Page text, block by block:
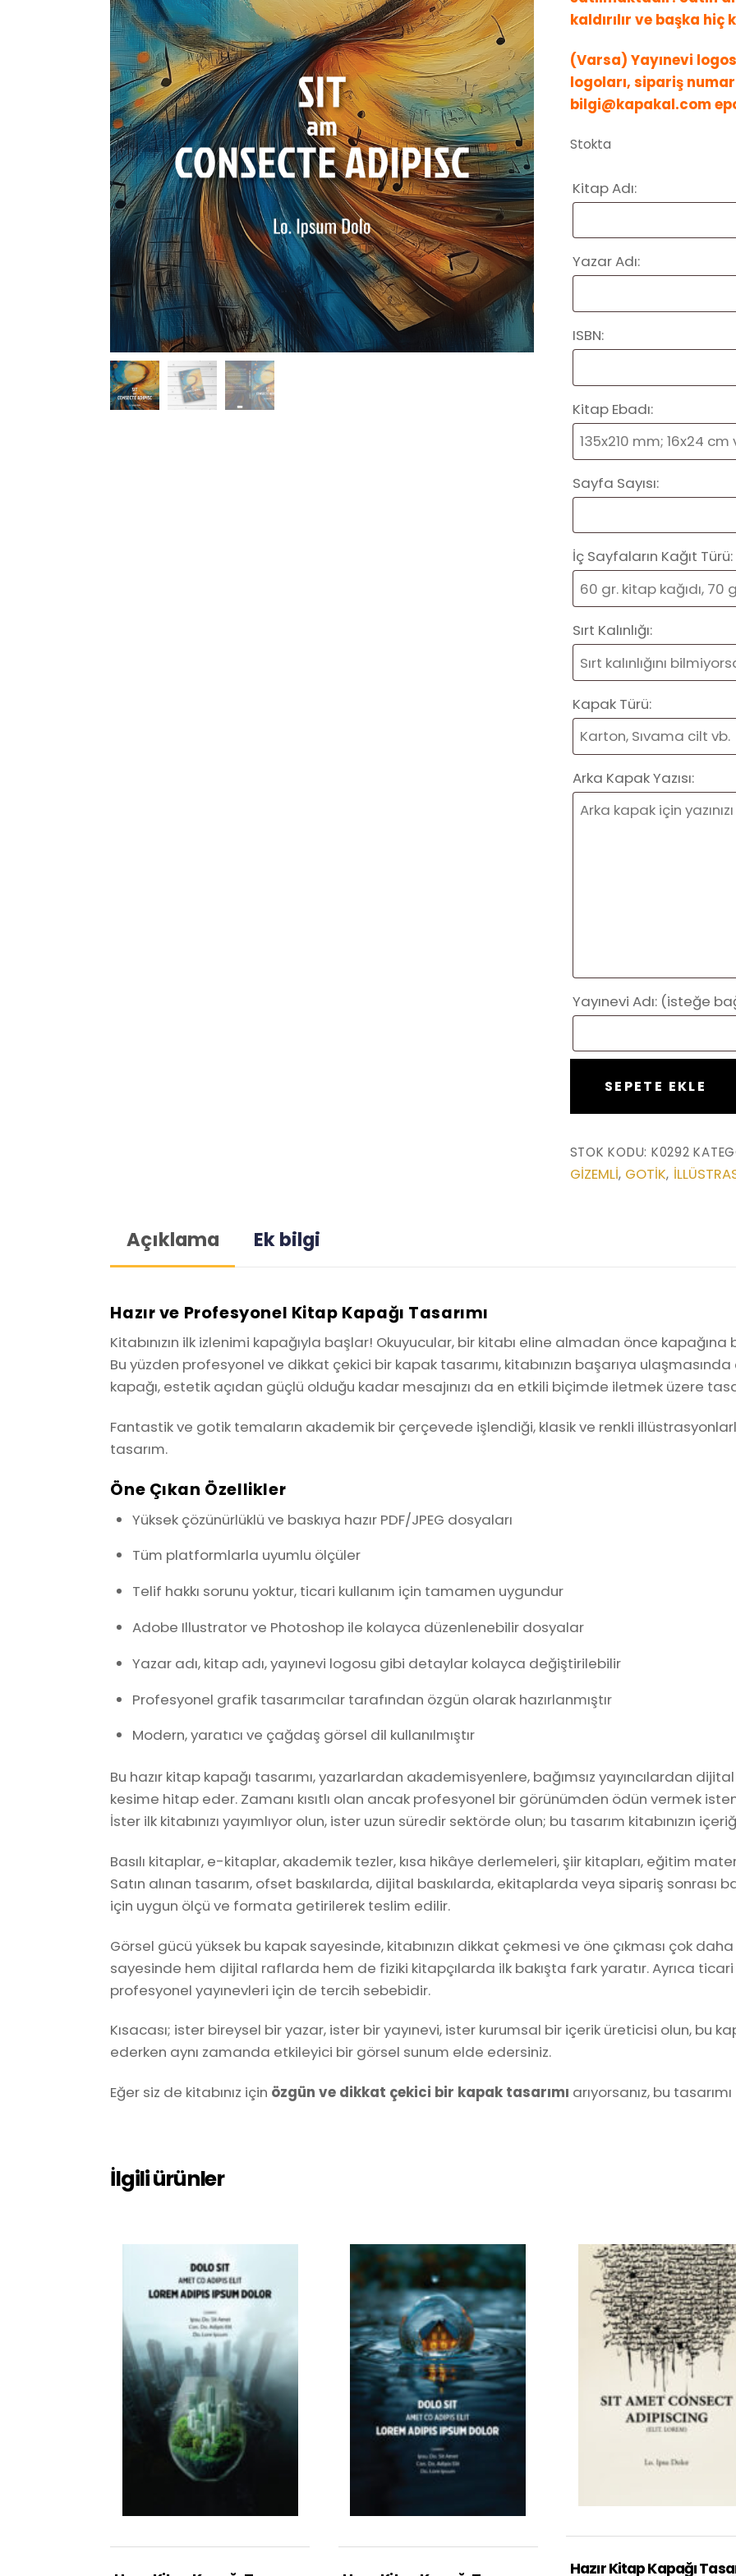
kaldırılır ve başka
(Varsa) Yayınevi
logoları, sipariş
bilgi@kapakal.com
Stokta
Kitap Adı:
Yazar Adı:
ISBN:
Kitap Ebadı:
Sayfa Sayısı:
İç Sayfaların Kağıt Türü:
Sırt Kalınlığı:
Kapak Türü:
Arka Kapak Yazısı:
Yayınevi Adı: (isteğe
Kapağı
(K0292)
adet
SEPETE EKLE
STOK KODU: K0292
GIZEMLI, GOTIK,
Açıklama Ek bilgi
Hazır ve Profesyonel Kitap Kapağı Tasarımı
Kitabınızın ilk izlenimi kapağıyla başlar! Okuyucular, bir kitabı eline almadan önce
Bu yüzden profesyonel ve dikkat çekici bir kapak tasarımı, kitabınızın başarıya
kapağı, estetik açıdan güçlü olduğu kadar mesajınızı da en etkili biçimde iletmek üzere
Fantastik ve gotik temaların akademik bir çerçevede işlendiği, klasik ve renkli
tasarım.
Öne Çıkan Özellikler
Yüksek çözünürlüklü ve baskıya hazır PDF/JPEG dosyaları
Tüm platformlarla uyumlu ölçüler
Telif hakkı sorunu yoktur, ticari kullanım için tamamen uygundur
Adobe Illustrator ve Photoshop ile kolayca düzenlenebilir dosyalar
Yazar adı, kitap adı, yayınevi logosu gibi detaylar kolayca değiştirilebilir
Profesyonel grafik tasarımcılar tarafından özgün olarak hazırlanmıştır
Modern, yaratıcı ve çağdaş görsel dil kullanılmıştır
Bu hazır kitap kapağı tasarımı, yazarlardan akademisyenlere, bağımsız yayıncılardan
kesime hitap eder. Zamanı kısıtlı olan ancak profesyonel bir görünümden ödün vermek
İster ilk kitabınızı yayımlıyor olun, ister uzun süredir sektörde olun; bu tasarım kitabınızın
Basılı kitaplar, e-kitaplar, akademik tezler, kısa hikâye derlemeleri, şiir kitapları, eğitim
Satın alınan tasarım, ofset baskılarda, dijital baskılarda, ekitaplarda veya sipariş sonrası
için uygun ölçü ve formata getirilerek teslim edilir.
Görsel gücü yüksek bu kapak sayesinde, kitabınızın dikkat çekmesi ve öne çıkması çok
sayesinde hem dijital raflarda hem de fiziki kitapçılarda ilk bakışta fark yaratır. Ayrıca
profesyonel yayınevleri için de tercih sebebidir.
Kısacası; ister bireysel bir yazar, ister bir yayınevi, ister kurumsal bir içerik üreticisi olun, bu
ederken aynı zamanda etkileyici bir görsel sunum elde edersiniz.
Eğer siz de kitabınız için özgün ve dikkat çekici bir kapak tasarımı arıyorsanız, bu
İlgili ürünler
Hazır Kitap Kapağı